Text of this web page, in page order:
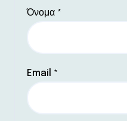
Όνομα *
Email *